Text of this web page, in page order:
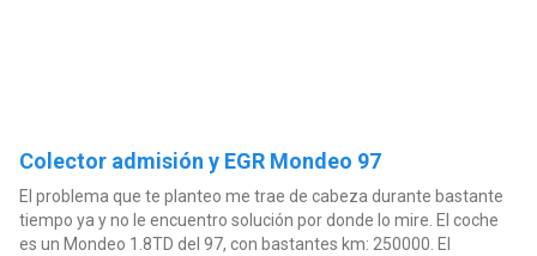
Colector admisión y EGR Mondeo 97
El problema que te planteo me trae de cabeza durante bastante
tiempo ya y no le encuentro solución por donde lo mire. El coche
es un Mondeo 1.8TD del 97, con bastantes km: 250000. El